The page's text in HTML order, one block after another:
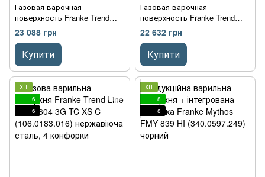
Газовая варочная
поверхность Franke Trend
Line FHTL 604 3G TC ON C
(106.0670.334) Онікс, 4
конфорки
23 088 грн
Купити
Газовая варочная
поверхность Franke Trend
Line FHTL 604 3G TC XS C
(106.0183.080) фрагранит
Бежевий, 4 конфорки
22 632 грн
Купити
ХІТ
6
6
ХІТ
8
8